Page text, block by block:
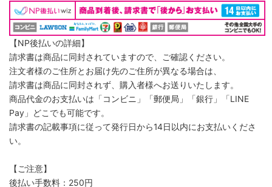
【NP後払いの詳細】
請求書は商品に同封されていますので、ご確認ください。
注文者様のご住所とお届け先のご住所が異なる場合は、
請求書は商品に同封されず、購入者様へお送りいたします。
商品代金のお支払いは「コンビニ」「郵便局」「銀行」「LINE
Pay」どこでも可能です。
請求書の記載事項に従って発行日から14日以内にお支払いくださ
い。
【ご注意】
後払い手数料：250円